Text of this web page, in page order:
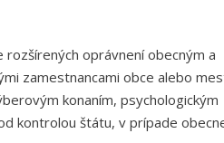
oprávnení obecným a
zamestnancami obce alebo
konaním, psychologickým
kontrolou štátu, v prípade